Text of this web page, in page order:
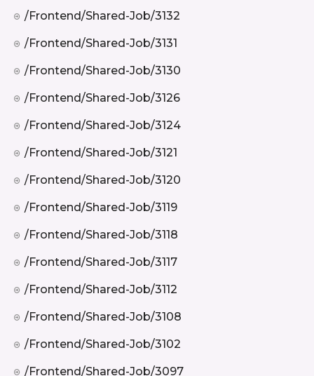
/frontend/shared-Job/3132
/frontend/shared-Job/3131
/frontend/shared-Job/3130
/frontend/shared-Job/3126
/frontend/shared-Job/3124
/frontend/shared-Job/3121
/frontend/shared-Job/3120
/frontend/shared-Job/3119
/frontend/shared-Job/3118
/frontend/shared-Job/3117
/frontend/shared-Job/3112
/frontend/shared-Job/3108
/frontend/shared-Job/3102
/frontend/shared-Job/3097